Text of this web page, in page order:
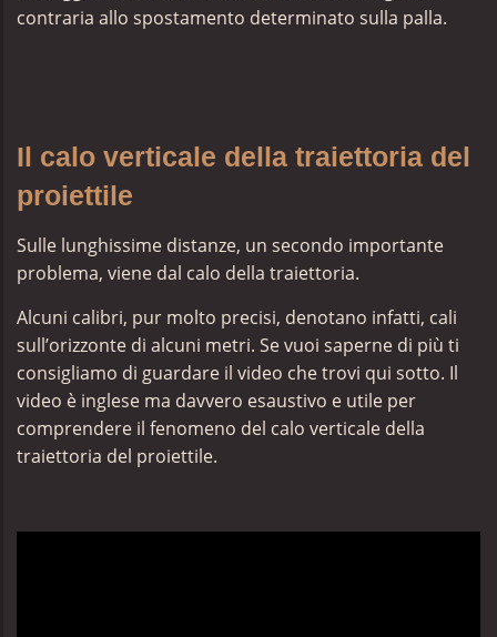
contraria allo spostamento determinato sulla palla.
Il calo verticale della traiettoria del
proiettile
Sulle lunghissime distanze, un secondo importante
problema, viene dal calo della traiettoria.
Alcuni calibri, pur molto precisi, denotano infatti, cali
sull’orizzonte di alcuni metri. Se vuoi saperne di più ti
consigliamo di guardare il video che trovi qui sotto. Il
video è inglese ma davvero esaustivo e utile per
comprendere il fenomeno del calo verticale della
traiettoria del proiettile.